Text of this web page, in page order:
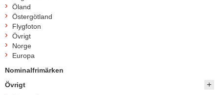
Öland
Östergötland
Flygfoton
Övrigt
Norge
Europa
Nominalfrimärken
Övrigt